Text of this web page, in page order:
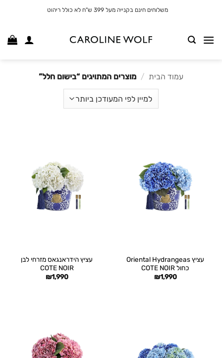
משלוחים חינם בקנייה מעל 399 ש"ח לא כולל ריהוט
עמוד הבית / מוצרים המתויגים “בישום חלל”
עציץ Oriental Hydrangeas
כחול COTE NOIR
₪1,990
עציץ הידראנגאס מזרחי לבן
COTE NOIR
₪1,990